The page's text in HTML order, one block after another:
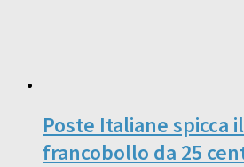
Poste Italiane spicca
francobollo da 25